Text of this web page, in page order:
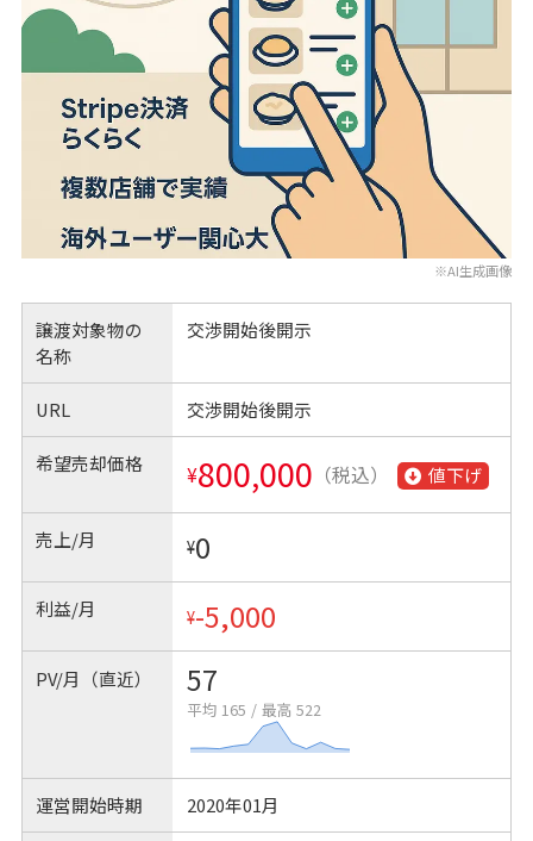
※AI生成画像
譲渡対象物の
名称
交渉開始後開示
URL 交渉開始後開示
希望売却価格 ¥800,000 （税込） 値下げ
売上/月 ¥0
利益/月 ¥-5,000
PV/月（直近） 57
平均 165 / 最高 522
運営開始時期 2020年01月